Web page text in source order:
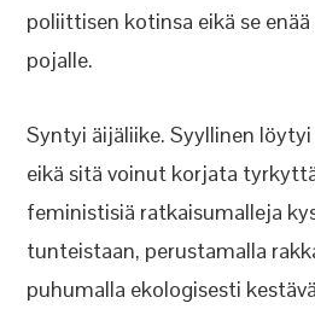
poliittisen kotinsa eikä se
pojalle.
Syntyi äijäliike. Syyllinen
eikä sitä voinut korjata
feministisiä ratkaisumalleja
tunteistaan, perustamalla
puhumalla ekologisesti